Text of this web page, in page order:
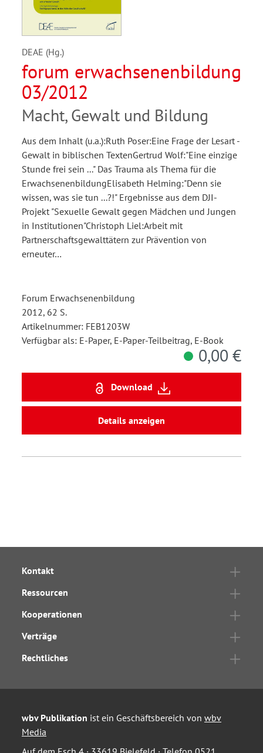
DEAE (Hg.)
forum erwachsenenbildung
03/2012
Macht, Gewalt und Bildung
Aus dem Inhalt (u.a.):Ruth Poser:Eine Frage der Lesart -
Gewalt in biblischen TextenGertrud Wolf:"Eine einzige
Stunde frei sein ..." Das Trauma als Thema für die
ErwachsenenbildungElisabeth Helming:"Denn sie
wissen, was sie tun ...?!" Ergebnisse aus dem DJI-
Projekt "Sexuelle Gewalt gegen Mädchen und Jungen
in Institutionen"Christoph Liel:Arbeit mit
Partnerschaftsgewalttätern zur Prävention von
erneuter…
Forum Erwachsenenbildung
2012, 62 S.
Artikelnummer: FEB1203W
Verfügbar als: E-Paper, E-Paper-Teilbeitrag, E-Book
0,00 €
Download
Details anzeigen
Kontakt
Ressourcen
Kooperationen
Verträge
Rechtliches
wbv Publikation ist ein Geschäftsbereich von wbv
Media